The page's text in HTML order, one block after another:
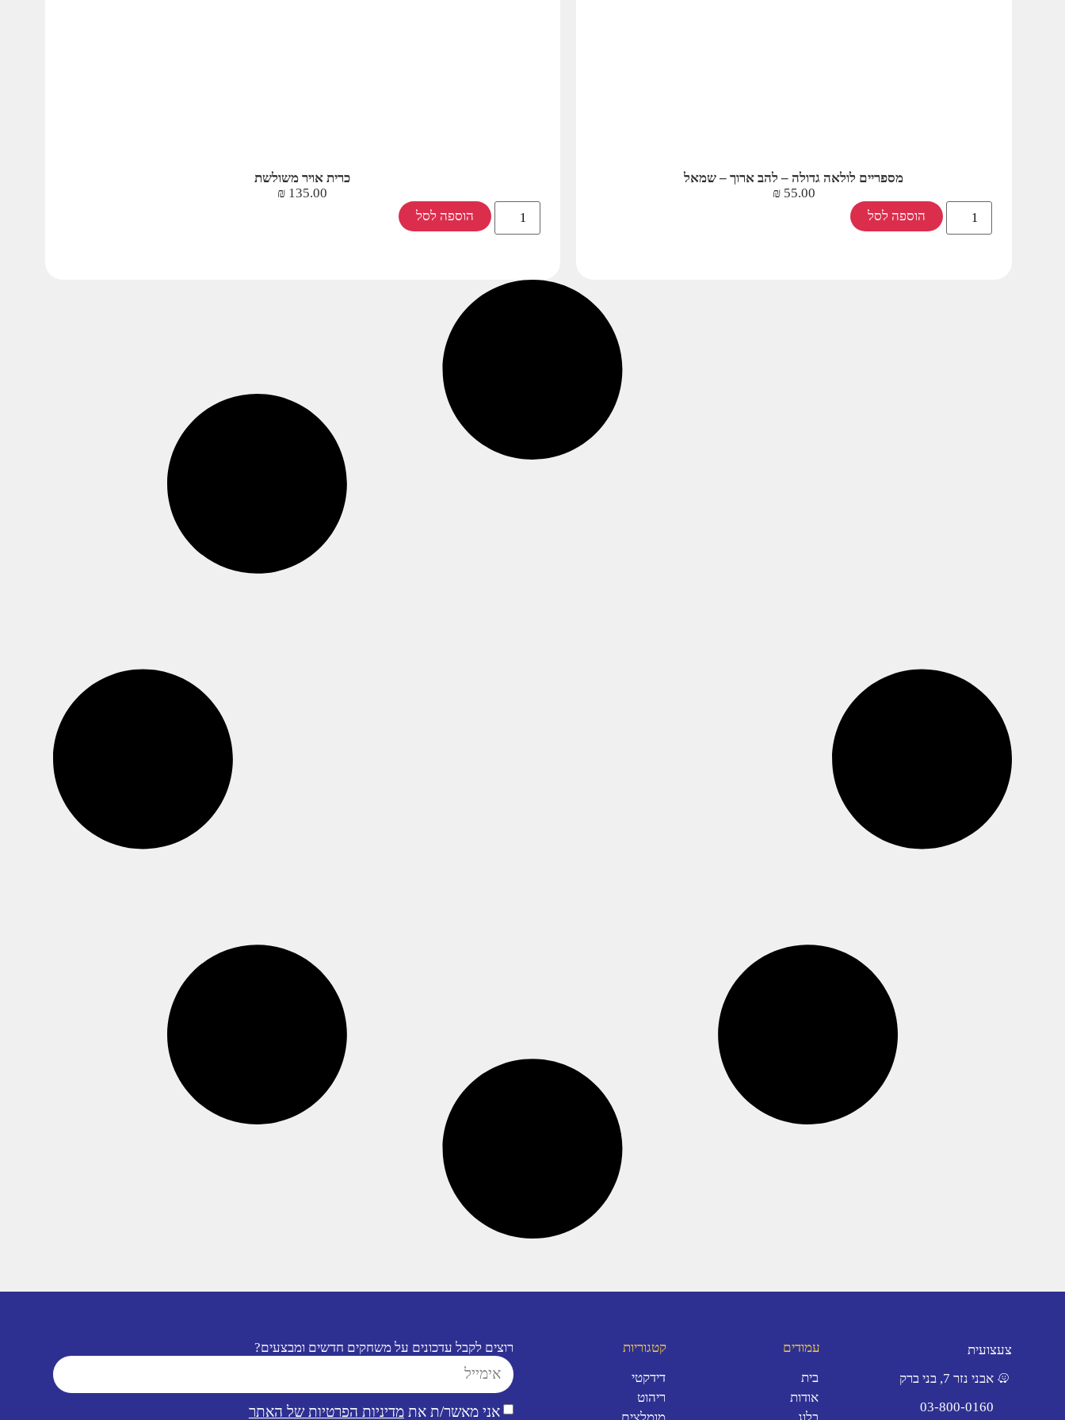
מספריים לולאה גדולה – להב ארוך – שמאל
55.00
₪
הוספה לסל
כרית אויר משולשת
135.00
₪
הוספה לסל
צעצועית
אבני נזר 7, בני ברק
03-800-0160
עמודים
בית
אודות
קטגוריות
דידקטי
ריהוט
רוצים לקבל עדכונים על משחקים חדשים ומבצעים?
אני מאשר/ת אתמדיניות הפרטיות של האתר